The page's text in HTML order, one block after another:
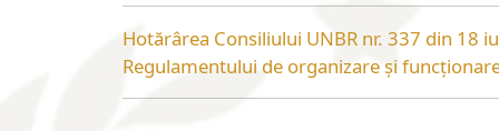
Hotărârea Consiliului UNBR nr. 337 din 18
Regulamentului de organizare și
Registrul național de evidență a